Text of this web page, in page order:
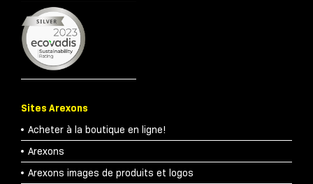
Sites Arexons
Acheter à la boutique en ligne!
Arexons
Arexons images de produits et logos